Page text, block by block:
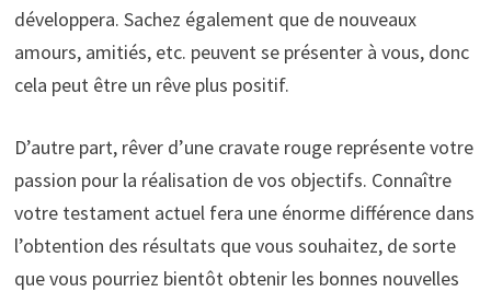
développera. Sachez également que de nouveaux
amours, amitiés, etc. peuvent se présenter à vous, donc
cela peut être un rêve plus positif.
D’autre part, rêver d’une cravate rouge représente votre
passion pour la réalisation de vos objectifs. Connaître
votre testament actuel fera une énorme différence dans
l’obtention des résultats que vous souhaitez, de sorte
que vous pourriez bientôt obtenir les bonnes nouvelles